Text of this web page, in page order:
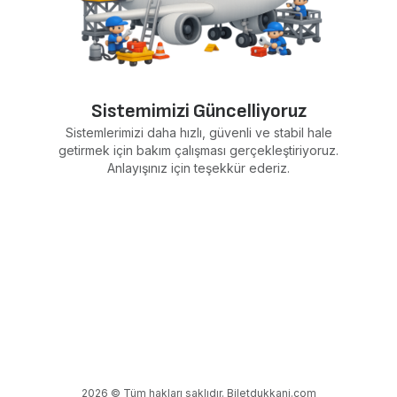
Sistemimizi Güncelliyoruz
Sistemlerimizi daha hızlı, güvenli ve stabil hale
getirmek için bakım çalışması gerçekleştiriyoruz.
Anlayışınız için teşekkür ederiz.
2026 © Tüm hakları saklıdır. Biletdukkani.com